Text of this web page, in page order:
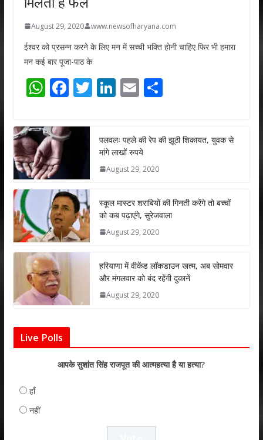
August 29, 2020 www.newsofharyana.com
ईश्वर को प्रसन्न करने के लिए मन में सच्ची भक्ति होनी चाहिए फिर भी हमारा
मन कई बार पूजा-पाठ के
W
at
s
A
p
p
F
e
b
o
k
T
er
Li
e
dI
n
E
l
S
e
पलवलः पहले की रेप की झूठी शिकायत, युवक से
मांगे लाखों रुपये
August 29, 2020
स्कूल मास्टर शराबियों की गिनती करेंगे तो बच्चों
को कब पढ़ाएंगे, सुरेजवाला
August 29, 2020
हरियाणा में वीकेंड लॉकडाउन खत्म, अब सोमवार
और मंगलवार को बंद रहेंगी दुकानें
August 29, 2020
Live Polls
आपके सुशांत सिंह राजपूत की आत्महत्या है या हत्या?
हाँ
नहीं